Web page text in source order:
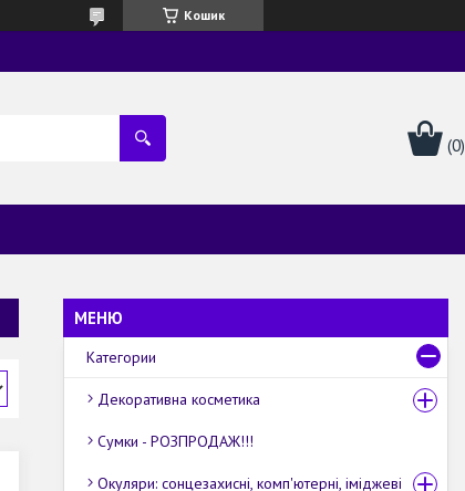
Кошик
Категории
Декоративна косметика
Сумки - РОЗПРОДАЖ!!!
Окуляри: сонцезахисні, комп'ютерні, іміджеві